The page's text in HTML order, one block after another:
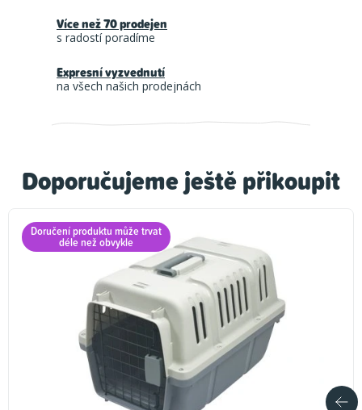
Doporučujeme ještě přikoupit
Doručení produktu může trvat
déle než obvykle
Více než 70 prodejen
s radostí poradíme
Expresní vyzvednutí
na všech našich prodejnách